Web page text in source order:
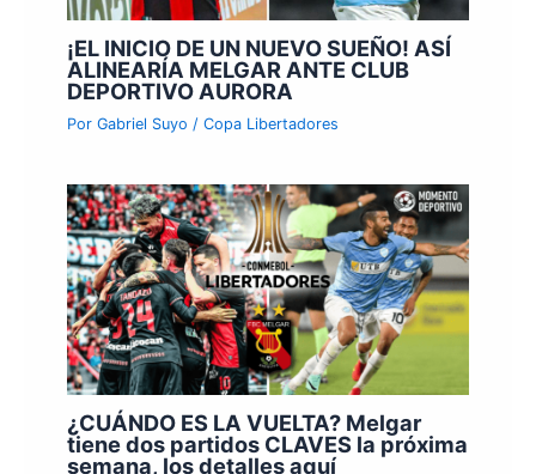
¡EL INICIO DE UN NUEVO SUEÑO! ASÍ
ALINEARÍA MELGAR ANTE CLUB
DEPORTIVO AURORA
PorGabriel Suyo/Copa Libertadores
¿CUÁNDO ES LA VUELTA? Melgar
tiene dos partidos CLAVES la próxima
semana, los detalles aquí